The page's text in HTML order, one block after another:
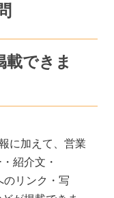
載できま
に加えて、営業
紹介文・
のリンク・写